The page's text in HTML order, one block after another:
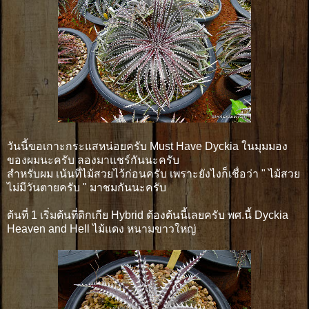
วันนี้ขอเกาะกระแสหน่อยครับ Must Have Dyckia ในมุมมอง
ของผมนะครับ ลองมาแชร์กันนะครับ
สำหรับผม เน้นที่ไม้สวยไว้ก่อนครับ เพราะยังไงก็เชื่อว่า " ไม้สวย
ไม่มีวันตายครับ " มาชมกันนะครับ
ต้นที่ 1 เริ่มต้นที่ดิกเกีย Hybrid ต้องต้นนี้เลยครับ พศ.นี้ Dyckia
Heaven and Hell ไม้แดง หนามขาวใหญ่